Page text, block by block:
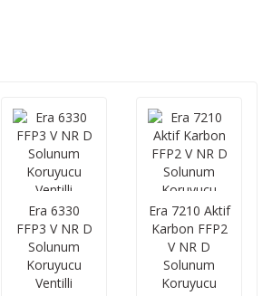
Era 6330
FFP3 V NR D
Solunum
Koruyucu
Ventilli
Era 7210 Aktif
Karbon FFP2
V NR D
Solunum
Koruyucu